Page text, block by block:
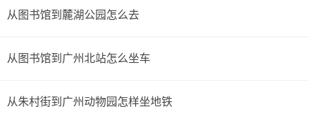
从图书馆到麓湖公园怎么去
从图书馆到广州北站怎么坐车
从朱村街到广州动物园怎样坐地铁